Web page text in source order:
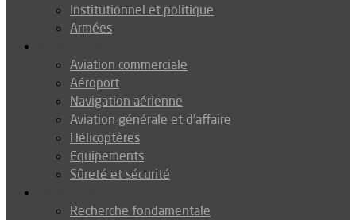
Institutionnel et politique
Armées
Aviation commerciale
Aéroport
Navigation aérienne
Aviation générale et d’affaire
Hélicoptères
Equipements
Sûreté et sécurité
Recherche fondamentale